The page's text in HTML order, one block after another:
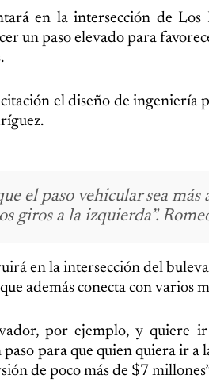
en la intersección de
un paso elevado para
el diseño de
el paso vehicular sea
giros a la izquierda”.
en la intersección del
además conecta con varios
por ejemplo, y quiere
para que quien quiera ir a
de poco más de $7